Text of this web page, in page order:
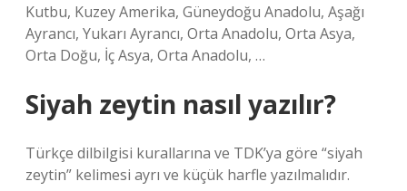
Kutbu, Kuzey Amerika, Güneydoğu Anadolu, Aşağı
Ayrancı, Yukarı Ayrancı, Orta Anadolu, Orta Asya,
Orta Doğu, İç Asya, Orta Anadolu, …
Siyah zeytin nasıl yazılır?
Türkçe dilbilgisi kurallarına ve TDK’ya göre “siyah
zeytin” kelimesi ayrı ve küçük harfle yazılmalıdır.